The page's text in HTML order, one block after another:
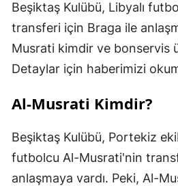
Beşiktaş Kulübü, Libyalı
transferi için Braga ile
Musrati kimdir ve bonservis
Detaylar için haberimizi
Al-Musrati Kimdir?
Beşiktaş Kulübü, Portekiz
futbolcu Al-Musrati'nin
anlaşmaya vardı. Peki, Al-